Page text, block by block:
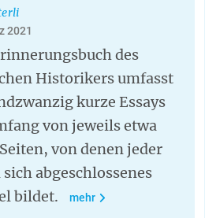
2021
des
Historikers umfasst
kurze Essays
von jeweils etwa
von denen jeder
abgeschlossenes
bildet.
mehr